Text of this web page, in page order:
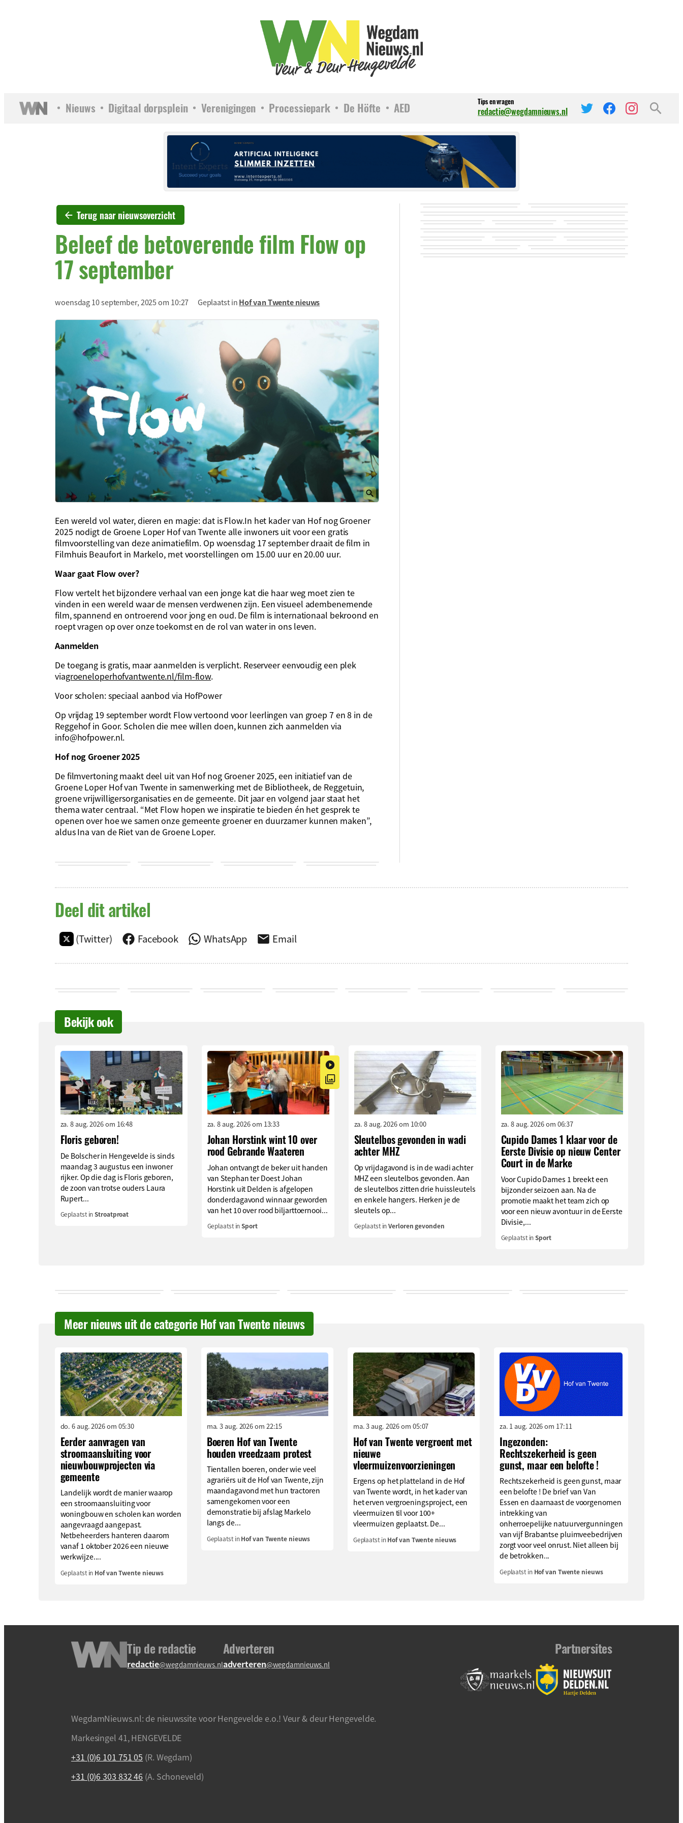
Nieuws Digitaal dorpsplein Verenigingen Processiepark De Höfte AED Tips en vragen
redactie@wegdamnieuws.nl
Terug naar nieuwsoverzicht
Beleef de betoverende film Flow op
17 september
woensdag 10 september, 2025 om 10:27 Geplaatst inHof van Twente nieuws
Een wereld vol water, dieren en magie: dat isFlow.In het kader van Hof nog Groener
2025 nodigt de Groene Loper Hof van Twente alle inwoners uit voor een gratis
filmvoorstelling van deze animatiefilm. Op woensdag 17 september draait de film in
Filmhuis Beaufort in Markelo, met voorstellingen om 15.00 uur en 20.00 uur.
Waar gaat Flow over?
Flow vertelt het bijzondere verhaal van een jonge kat die haar weg moet zien te
vinden in een wereld waar de mensen verdwenen zijn. Een visueel adembenemende
film, spannend en ontroerend voor jongen oud. De film is internationaal bekroond en
roept vragen op over onze toekomst en de rol van water in ons leven.
Aanmelden
De toegang is gratis, maar aanmelden is verplicht. Reserveer eenvoudigeen plek
viagroeneloperhofvantwente.nl/film-flow.
Voor scholen: speciaal aanbod via HofPower
Op vrijdag 19 september wordt Flow vertoond voor leerlingen van groep 7 en 8 in de
Reggehofin Goor. Scholen die mee willen doen, kunnen zich aanmelden via
info@hofpower.nl.
Hof nog Groener 2025
De filmvertoning maakt deel uit van Hof nog Groener 2025, een initiatief van de
Groene Loper Hof van Twente in samenwerking met de Bibliotheek, de Reggetuin,
groene vrijwilligersorganisaties en de gemeente. Dit jaar en volgend jaar staat het
thema water centraal. “Met Flow hopen we inspiratie te bieden én het gesprek te
openen over hoe we samen onze gemeente groener en duurzamer kunnen maken”,
aldus Ina van de Riet van de Groene Loper.
Deel dit artikel
(Twitter) Facebook WhatsApp Email
Bekijk ook
za. 8 aug. 2026 om 16:48
Floris geboren!
De Bolscher in Hengevelde is sinds
maandag 3 augustus een inwoner
rijker. Op die dag is Floris geboren,
de zoon van trotse ouders Laura
Rupert...
Geplaatst inStroatproat
za. 8 aug. 2026 om 13:33
Johan Horstink wint 10 over
rood Gebrande Waateren
Johan ontvangt de beker uit handen
van Stephan ter Doest Johan
Horstink uit Delden is afgelopen
donderdagavond winnaar geworden
van het 10 over rood biljarttoernooi...
Geplaatst inSport
za. 8 aug. 2026 om 10:00
Sleutelbos gevonden in wadi
achter MHZ
Op vrijdagavond is in de wadi achter
MHZ een sleutelbos gevonden. Aan
de sleutelbos zitten drie huissleutels
en enkele hangers. Herken je de
sleutels op...
Geplaatst inVerloren gevonden
za. 8 aug. 2026 om 06:37
Cupido Dames 1 klaar voor de
Eerste Divisie op nieuw Center
Court in de Marke
Voor Cupido Dames 1 breekt een
bijzonder seizoen aan. Na de
promotie maakt het team zich op
voor een nieuw avontuur in de Eerste
Divisie,...
Geplaatst inSport
Meer nieuws uit de categorie Hof van Twente nieuws
do. 6 aug. 2026 om 05:30
Eerder aanvragen van
stroomaansluiting voor
nieuwbouwprojecten via
gemeente
Landelijk wordt de manier waarop
een stroomaansluiting voor
woningbouw en scholen kan worden
aangevraagd aangepast.
Netbeheerders hanteren daarom
vanaf 1 oktober 2026 een nieuwe
werkwijze....
Geplaatst in Hof van Twente nieuws
ma. 3 aug. 2026 om 22:15
Boeren Hof van Twente
houden vreedzaam protest
Tientallen boeren, onder wie veel
agrariërs uit de Hof van Twente, zijn
maandagavond met hun tractoren
samengekomen voor een
demonstratie bij afslag Markelo
langs de...
Geplaatst inHof van Twente nieuws
ma. 3 aug. 2026 om 05:07
Hof van Twente vergroent met
nieuwe
vleermuizenvoorzieningen
Ergens op het platteland in de Hof
van Twente wordt, in het kader van
het erven vergroeningsproject, een
vleermuizen til voor 100+
vleermuizen geplaatst. De...
Geplaatst inHof van Twente nieuws
za. 1 aug. 2026 om 17:11
Ingezonden:
Rechtszekerheid is geen
gunst, maar een belofte !
Rechtszekerheid is geen gunst, maar
een belofte ! De brief van Van
Essen en daarnaast de voorgenomen
intrekking van
onherroepelijke natuurvergunningen
van vijf Brabantse pluimveebedrijven
zorgt voor veel onrust. Niet alleen bij
de betrokken...
Geplaatst in Hof van Twente nieuws
Tip de redactie
redactie@wegdamnieuws.nl
Adverteren
adverteren@wegdamnieuws.nl
Partnersites
WegdamNieuws.nl: de nieuwssite voor Hengevelde e.o.! Veur & deur Hengevelde.
Markesingel 41, HENGEVELDE
+31 (0)6 101 751 05 (R. Wegdam)
+31 (0)6 303 832 46 (A. Schoneveld)